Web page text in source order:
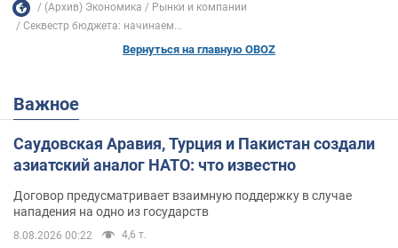
(Архив) Экономика
Рынки и компании
Секвестр бюджета: начинаем...
Вернуться на главную OBOZ
Важное
Саудовская Аравия, Турция и Пакистан создали
азиатский аналог НАТО: что известно
Договор предусматривает взаимную поддержку в случае
нападения на одно из государств
8.08.2026 00:22 4,6 т.